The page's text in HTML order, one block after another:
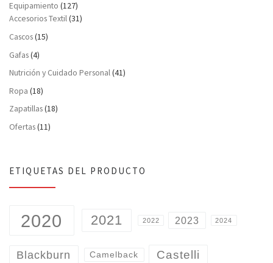
Equipamiento (127)
Accesorios Textil(31)
Cascos(15)
Gafas(4)
Nutrición y Cuidado Personal(41)
Ropa (18)
Zapatillas(18)
Ofertas(11)
ETIQUETAS DEL PRODUCTO
2020 2021 2022 2023 2024
Blackburn Camelback Castelli